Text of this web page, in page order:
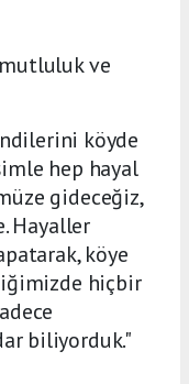
ve
köyde
hep hayal
gideceğiz,
Hayaller
köye
hiçbir
biliyorduk."